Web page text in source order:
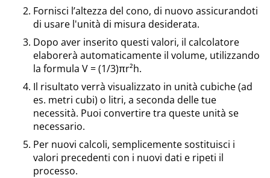
Fornisci l’altezza del cono, di nuovo assicurandoti
di usare l'unità di misura desiderata.
Dopo aver inserito questi valori, il calcolatore
elaborerà automaticamente il volume, utilizzando
la formula V = (1/3)πr²h.
Il risultato verrà visualizzato in unità cubiche (ad
es. metri cubi) o litri, a seconda delle tue
necessità. Puoi convertire tra queste unità se
necessario.
Per nuovi calcoli, semplicemente sostituisci i
valori precedenti con i nuovi dati e ripeti il
processo.